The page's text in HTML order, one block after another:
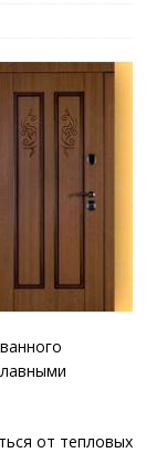
от тепловых